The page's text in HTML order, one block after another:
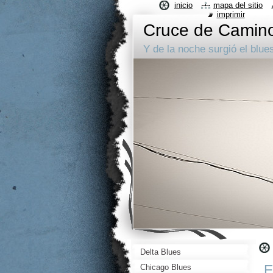
Cruce de
Y de la noche surgió el
Delta Blues
Chicago Blues
inicio mapa del sitio
imprimir